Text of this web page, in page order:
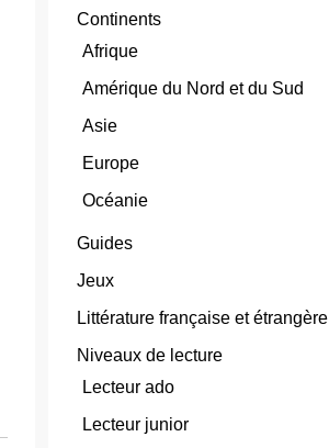
Continents
Afrique
Amérique du Nord et du Sud
Asie
Europe
Océanie
Guides
Jeux
Littérature française et étrangère
Niveaux de lecture
Lecteur ado
Lecteur junior